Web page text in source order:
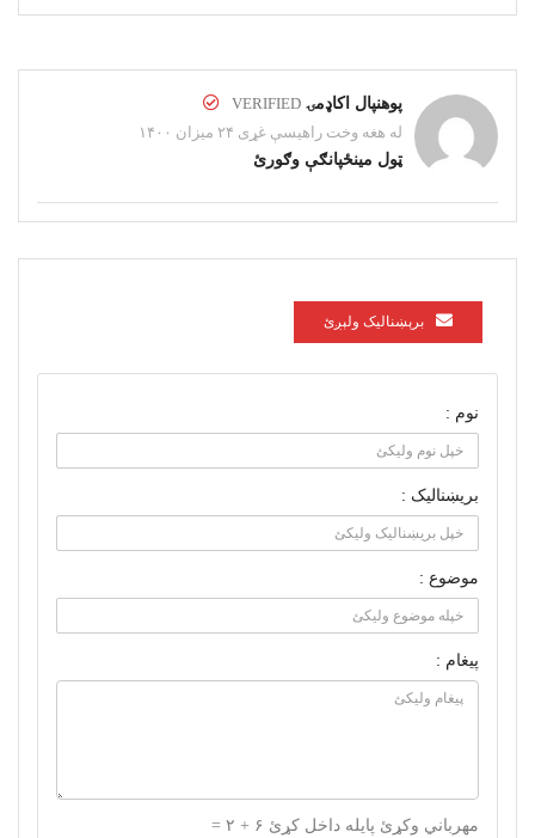
پوهنپال اکاډمۍ VERIFIED
له هغه وخت راهیسې غړی ۲۴ میزان ۱۴۰۰
ټول مینځپانګې وګورئ
برېښناليک ولېږئ
نوم :
بریښنالیک :
موضوع :
پیغام :
مهرباني وکړئ پایله داخل کړئ ۶ + ۲ =